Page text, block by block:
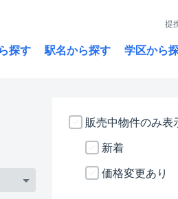
提
探す 駅名から探す 学区から
販売中物件のみ表
新着
価格変更あり